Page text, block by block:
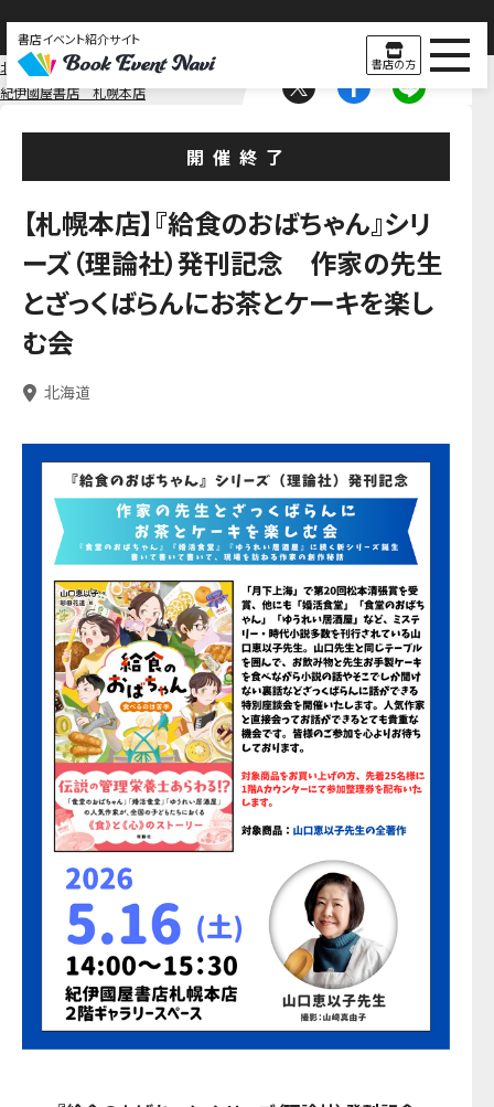
書店イベント紹介サイト
書店の方
北海道
北海道
紀伊國屋書店 札幌本店
開催終了
【札幌本店】『給食のおばちゃん』シリ
ーズ（理論社）発刊記念 作家の先生
とざっくばらんにお茶とケーキを楽し
む会
北海道